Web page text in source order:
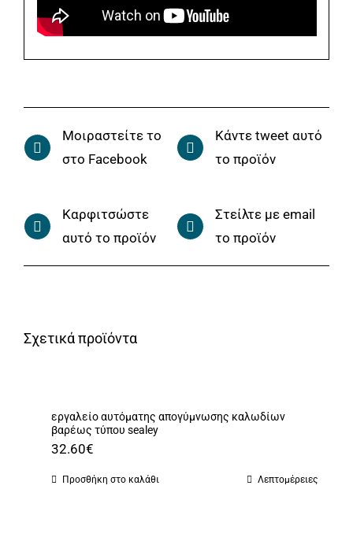
Μοιραστείτε το
στο Facebook
Κάντε tweet αυτό
το προϊόν
Καρφιτσώστε
αυτό το προϊόν
Στείλτε με email
το προϊόν
Σχετικά προϊόντα
εργαλείο αυτόματης απογύμνωσης καλωδίων
βαρέως τύπου sealey
32.60€
Προσθήκη στο καλάθι Λεπτομέρειες